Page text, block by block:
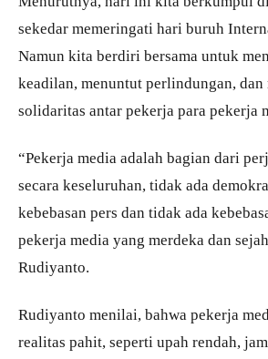
sekedar memeringati hari buruh
Namun kita berdiri bersama untuk
keadilan, menuntut perlindungan, dan
solidaritas antar pekerja para pekerja
“Pekerja media adalah bagian dari
secara keseluruhan, tidak ada
kebebasan pers dan tidak ada
pekerja media yang merdeka dan
Rudiyanto.
Rudiyanto menilai, bahwa pekerja
realitas pahit, seperti upah rendah,